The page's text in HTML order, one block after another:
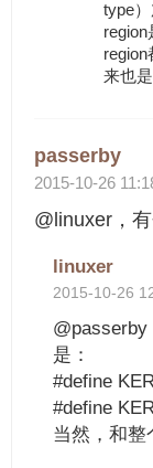
type
来也
passerby
2015-10-26
@linuxer，
linuxer
2015-10-26
是：
#define
#define
当然，和整